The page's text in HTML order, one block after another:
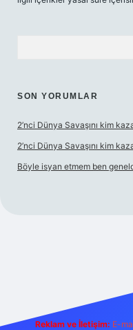
SON YORUMLAR
2’nci Dünya Savaşını kim
2’nci Dünya Savaşını kim
Böyle isyan etmem ben
Reklam ve İletişim: E-